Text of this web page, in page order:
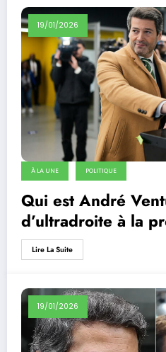
19/01/2026
À LA UNE POLITIQUE
Qui est André
d’ultradroite à la
Portugal soutenu
?
Lire La Suite
19/01/2026